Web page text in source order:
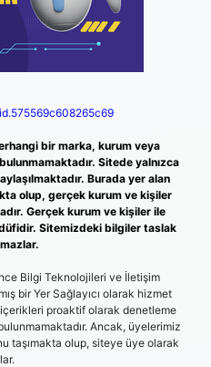
bir marka, kurum veya
Sitede yalnızca
Burada yer alan
olup, gerçek kurum ve kişiler
Gerçek kurum ve kişiler ile
Sitemizdeki bilgiler taslak
Bilgi Teknolojileri ve İletişim
bir Yer Sağlayıcı olarak hizmet
proaktif olarak denetleme
Ancak, üyelerimiz
taşımakta olup, siteye üye olarak